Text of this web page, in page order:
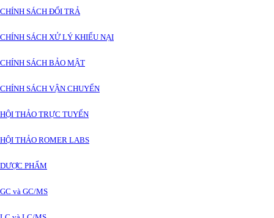
CHÍNH SÁCH ĐỔI TRẢ
CHÍNH SÁCH XỬ LÝ KHIẾU NẠI
CHÍNH SÁCH BẢO MẬT
CHÍNH SÁCH VẬN CHUYỂN
HỘI THẢO TRỰC TUYẾN
HỘI THẢO ROMER LABS
DƯỢC PHẨM
GC và GC/MS